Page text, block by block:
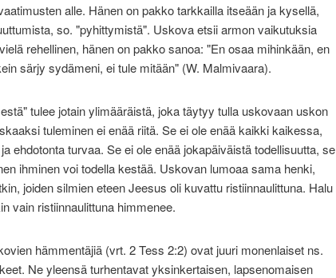
alle. Hänen on pakko tarkkailla itseään ja kysellä,
so. "pyhittymistä". Uskova etsii armon vaikutuksia
rehellinen, hänen on pakko sanoa: "En osaa mihinkään, en
särjy sydämeni, ei tule mitään" (W. Malmivaara).
tulee jotain ylimääräistä, joka täytyy tulla uskovaan uskon
tuleminen ei enää riitä. Se ei ole enää kaikki kaikessa,
ehdotonta turvaa. Se ei ole enää jokapäiväistä todellisuutta, se
ihminen voi todella kestää. Uskovan lumoaa sama henki,
joiden silmien eteen Jeesus oli kuvattu ristiinnaulittuna. Halu
vain ristiinnaulittuna himmenee.
hämmentäjiä (vrt. 2 Tess 2:2) ovat juuri monenlaiset ns.
Ne yleensä turhentavat yksinkertaisen, lapsenomaisen